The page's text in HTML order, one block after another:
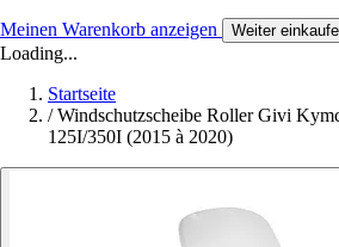
Meinen Warenkorb anzeigen Weiter
Loading...
Startseite
/ Windschutzscheibe Roller Givi
125I/350I (2015 à 2020)